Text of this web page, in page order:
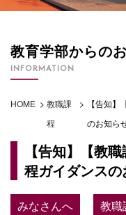
教育学部からの
INFORMATION
HOME > 教職課
程
>
【告知
のお知ら
【告知】【教
程ガイダンス
みなさんへ 教職